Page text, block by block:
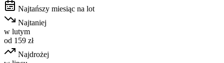
Najtańszy miesiąc na lot
Najtaniej
w lutym
od 159 zł
Najdrożej